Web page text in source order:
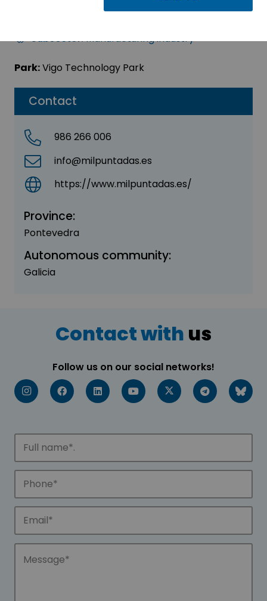
Contact
986 266 006
info@milpuntadas.es
https://www.milpuntadas.es/
Province:
Pontevedra
Autonomous community:
Galicia
Subsector:Manufacturing industry
Park:Vigo Technology Park
Contact with us
Follow us on our social networks!